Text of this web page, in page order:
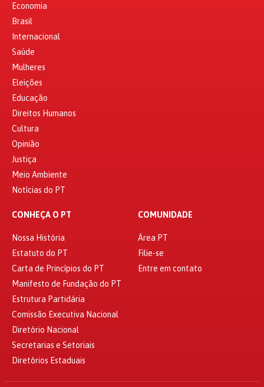
Economia
Brasil
Internacional
Saúde
Mulheres
Eleições
Educação
Direitos Humanos
Cultura
Opinião
Justiça
Meio Ambiente
Notícias do PT
CONHEÇA O PT
Nossa História
Estatuto do PT
Carta de Princípios do PT
Manifesto de Fundação do PT
Estrutura Partidária
Comissão Executiva Nacional
Diretório Nacional
Secretarias e Setoriais
Diretórios Estaduais
COMUNIDADE
Área PT
Filie-se
Entre em contato